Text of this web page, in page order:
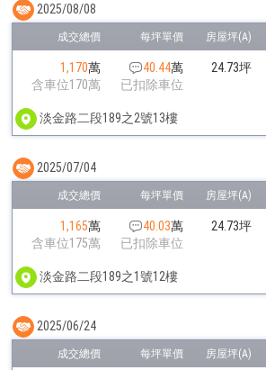
1,170萬
含車位170萬
40.44萬
已扣除車位
24.73坪
淡金路二段189之2號13樓
2025/08/08
1,165萬
含車位175萬
40.03萬
已扣除車位
24.73坪
淡金路二段189之1號12樓
2025/07/04
2025/06/24